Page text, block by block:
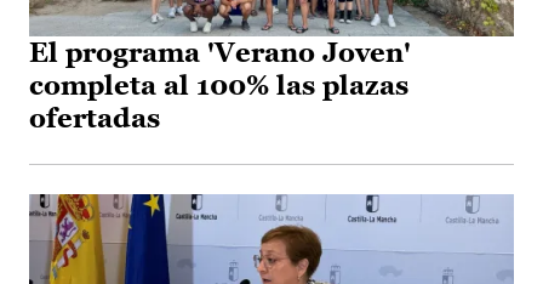
El programa 'Verano Joven'
completa al 100% las plazas
ofertadas